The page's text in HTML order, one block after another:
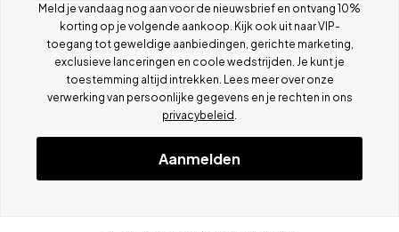
Meld je vandaag nog aan voor de nieuwsbrief en ontvang 10%
korting op je volgende aankoop. Kijk ook uit naar VIP-
toegang tot geweldige aanbiedingen, gerichte marketing,
exclusieve lanceringen en coole wedstrijden. Je kunt je
toestemming altijd intrekken. Lees meer over onze
verwerking van persoonlijke gegevens en je rechten in ons
privacybeleid
Aanmelden